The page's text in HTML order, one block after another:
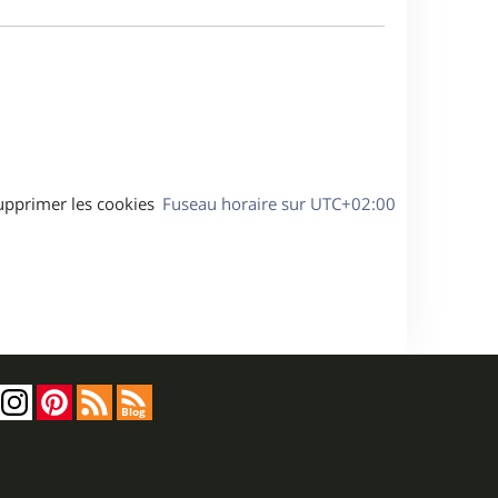
Fuseau horaire sur UTC+02:00
les cookies